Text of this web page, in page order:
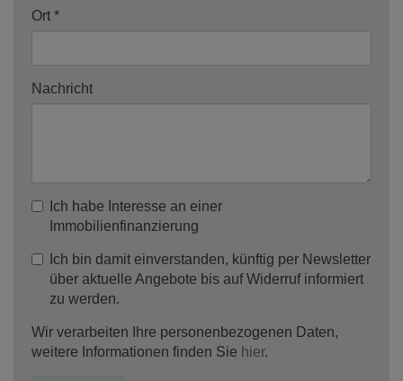
Ort
Nachricht
Ich habe Interesse an einer
Immobilienfinanzierung
Ich bin damit einverstanden, künftig per Newsletter
über aktuelle Angebote bis auf Widerruf informiert
zu werden.
Wir verarbeiten Ihre personenbezogenen Daten,
weitere Informationen finden Sie hier.